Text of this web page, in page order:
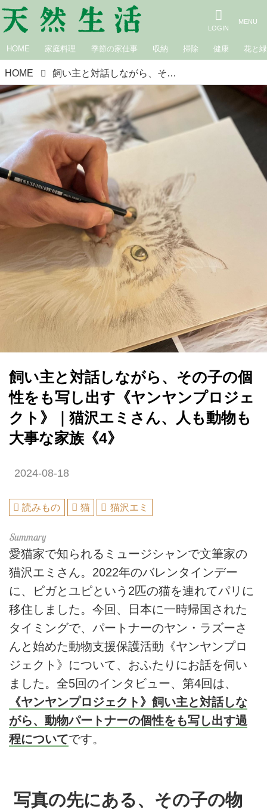
HOME 家庭料理 季節の家仕事 収納 掃除 健康 花と緑
HOME 飼い主と対話しながら、その子の個性をも写し出す《ヤンヤンプロジェクト》｜猫沢エミさん、人も動物も大事な家族《4》
飼い主と対話しながら、その子の個
性をも写し出す《ヤンヤンプロジェ
クト》｜猫沢エミさん、人も動物も
大事な家族《4》
2024-08-18
読みもの 猫 猫沢エミ
愛猫家で知られるミュージシャンで文筆家の
猫沢エミさん。2022年のバレンタインデー
に、ピガとユピという2匹の猫を連れてパリに
移住しました。今回、日本に一時帰国された
タイミングで、パートナーのヤン・ラズーさ
んと始めた動物支援保護活動《ヤンヤンプロ
ジェクト》について、おふたりにお話を伺い
ました。全5回のインタビュー、第4回は、
《ヤンヤンプロジェクト》飼い主と対話しな
がら、動物パートナーの個性をも写し出す過
程についてです。
写真の先にある、その子の物